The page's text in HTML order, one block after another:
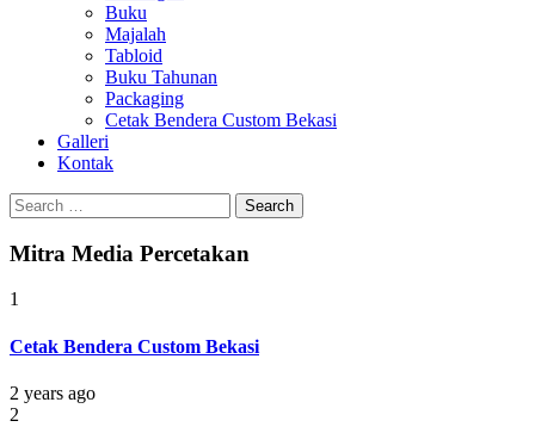
Buku
Majalah
Tabloid
Buku Tahunan
Packaging
Cetak Bendera Custom Bekasi
Galleri
Kontak
Search
for:
Mitra Media Percetakan
1
Cetak Bendera Custom Bekasi
2 years ago
2